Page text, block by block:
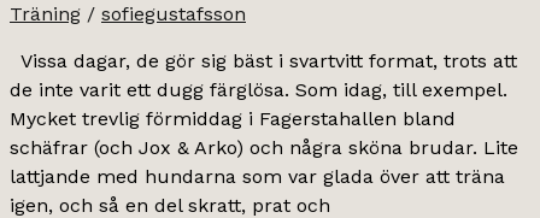
Träning / sofiegustafsson
Vissa dagar, de gör sig bäst i svartvitt format, trots att
de inte varit ett dugg färglösa. Som idag, till exempel.
Mycket trevlig förmiddag i Fagerstahallen bland
schäfrar (och Jox & Arko) och några sköna brudar. Lite
lattjande med hundarna som var glada över att träna
igen, och så en del skratt, prat och